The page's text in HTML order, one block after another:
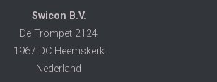
Swicon B.V.
De Trompet 2124
1967 DC Heemskerk
Nederland